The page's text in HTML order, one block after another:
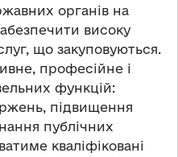
органів на
високу
що закуповуються.
професійне і
функцій:
підвищення
публічних
кваліфіковані